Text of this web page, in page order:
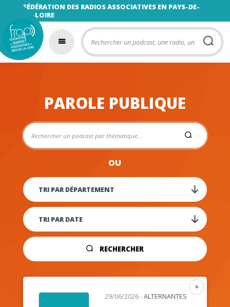
FÉDÉRATION DES RADIOS ASSOCIATIVES EN PAYS-DE-
LA-LOIRE
PAROLE PUBLIQUE
OU
RECHERCHER
+
29/06/2026-ALTERNANTES